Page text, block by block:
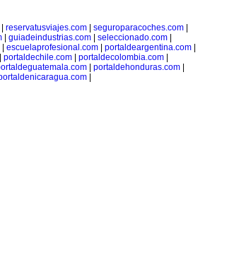
reservatusviajes.com seguroparacoches.com
guiadeindustrias.com seleccionado.com
| escuelaprofesional.com| portaldeargentina.com|
portaldechile.com| portaldecolombia.com|
portaldehonduras.com